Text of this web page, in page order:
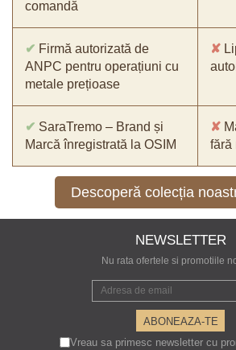
comandă
✔ Firmă autorizată de
ANPC pentru operațiuni cu
metale prețioase
✘
✔ SaraTremo – Brand și
Marcă înregistrată la OSIM
✘
fără
Descoperă colecția
NEWSLETTER
Nu rata ofertele si promotiile
Vreau sa primesc newsletter cu